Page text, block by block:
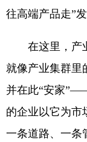
往高端产品走”
在这里，产业
就像产业集群里
并在此“安家
的企业以它为市
一条道路、一条